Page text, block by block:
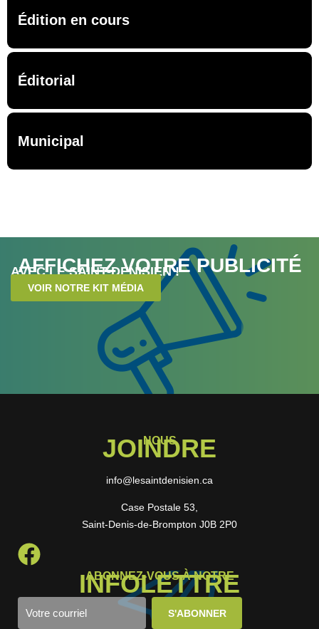
Édition en cours
Éditorial
Municipal
AFFICHEZ VOTRE PUBLICITÉ
AVEC LE SAINT-DENISIEN !
VOIR NOTRE KIT MÉDIA
NOUS
JOINDRE
info@lesaintdenisien.ca
Case Postale 53,
Saint-Denis-de-Brompton J0B 2P0
ABONNEZ-VOUS À NOTRE
INFOLETTRE